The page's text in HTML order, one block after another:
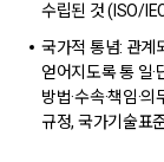
수립된 것 (ISO/
국가적 통념: 관계
얻어지도록 통 일·
방법·수속·책임·
규정, 국가기술표